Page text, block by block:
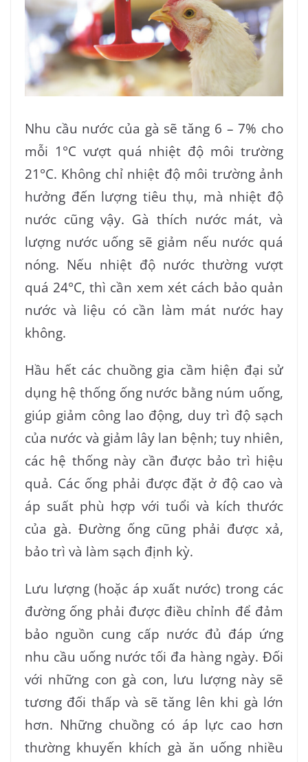
Nhu cầu nước của gà sẽ tăng 6 – 7% cho
mỗi 1°C vượt quá nhiệt độ môi trường
21°C. Không chỉ nhiệt độ môi trường ảnh
hưởng đến lượng tiêu thụ, mà nhiệt độ
nước cũng vậy. Gà thích nước mát, và
lượng nước uống sẽ giảm nếu nước quá
nóng. Nếu nhiệt độ nước thường vượt
quá 24°C, thì cần xem xét cách bảo quản
nước và liệu có cần làm mát nước hay
không.
Hầu hết các chuồng gia cầm hiện đại sử
dụng hệ thống ống nước bằng núm uống,
giúp giảm công lao động, duy trì độ sạch
của nước và giảm lây lan bệnh; tuy nhiên,
các hệ thống này cần được bảo trì hiệu
quả. Các ống phải được đặt ở độ cao và
áp suất phù hợp với tuổi và kích thước
của gà. Đường ống cũng phải được xả,
bảo trì và làm sạch định kỳ.
Lưu lượng (hoặc áp xuất nước) trong các
đường ống phải được điều chỉnh để đảm
bảo nguồn cung cấp nước đủ đáp ứng
nhu cầu uống nước tối đa hàng ngày. Đối
với những con gà con, lưu lượng này sẽ
tương đối thấp và sẽ tăng lên khi gà lớn
hơn. Những chuồng có áp lực cao hơn
thường khuyến khích gà ăn uống nhiều